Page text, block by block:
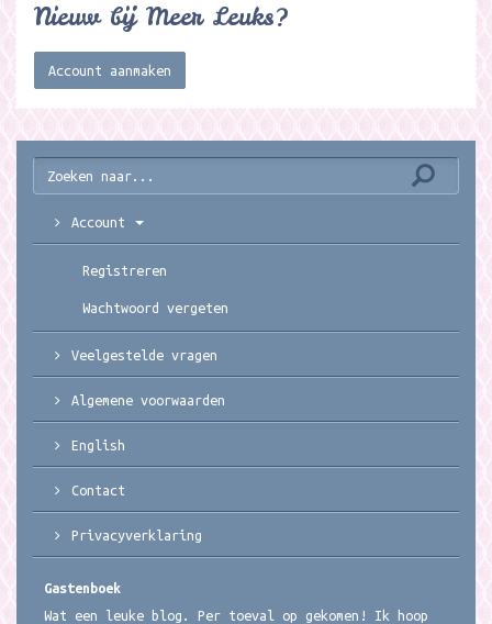
Nieuw bij Meer Leuks?
Account aanmaken
Account
Registreren
Wachtwoord vergeten
Veelgestelde vragen
Algemene voorwaarden
English
Contact
Privacyverklaring
Gastenboek
Wat een leuke blog. Per toeval op gekomen! Ik hoop